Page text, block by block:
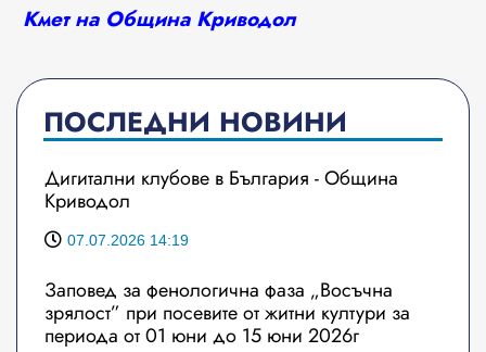
Кмет на Община Криводол
ПОСЛЕДНИ НОВИНИ
Дигитални клубове в България - Община
Криводол
07.07.2026 14:19
Заповед за фенологична фаза „Восъчна
зрялост” при посевите от житни култури за
периода от 01 юни до 15 юни 2026г